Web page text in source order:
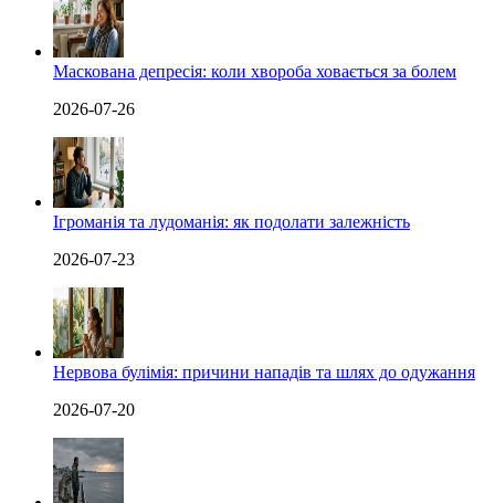
Маскована депресія: коли хвороба ховається за болем
2026-07-26
Ігроманія та лудоманія: як подолати залежність
2026-07-23
Нервова булімія: причини нападів та шлях до одужання
2026-07-20